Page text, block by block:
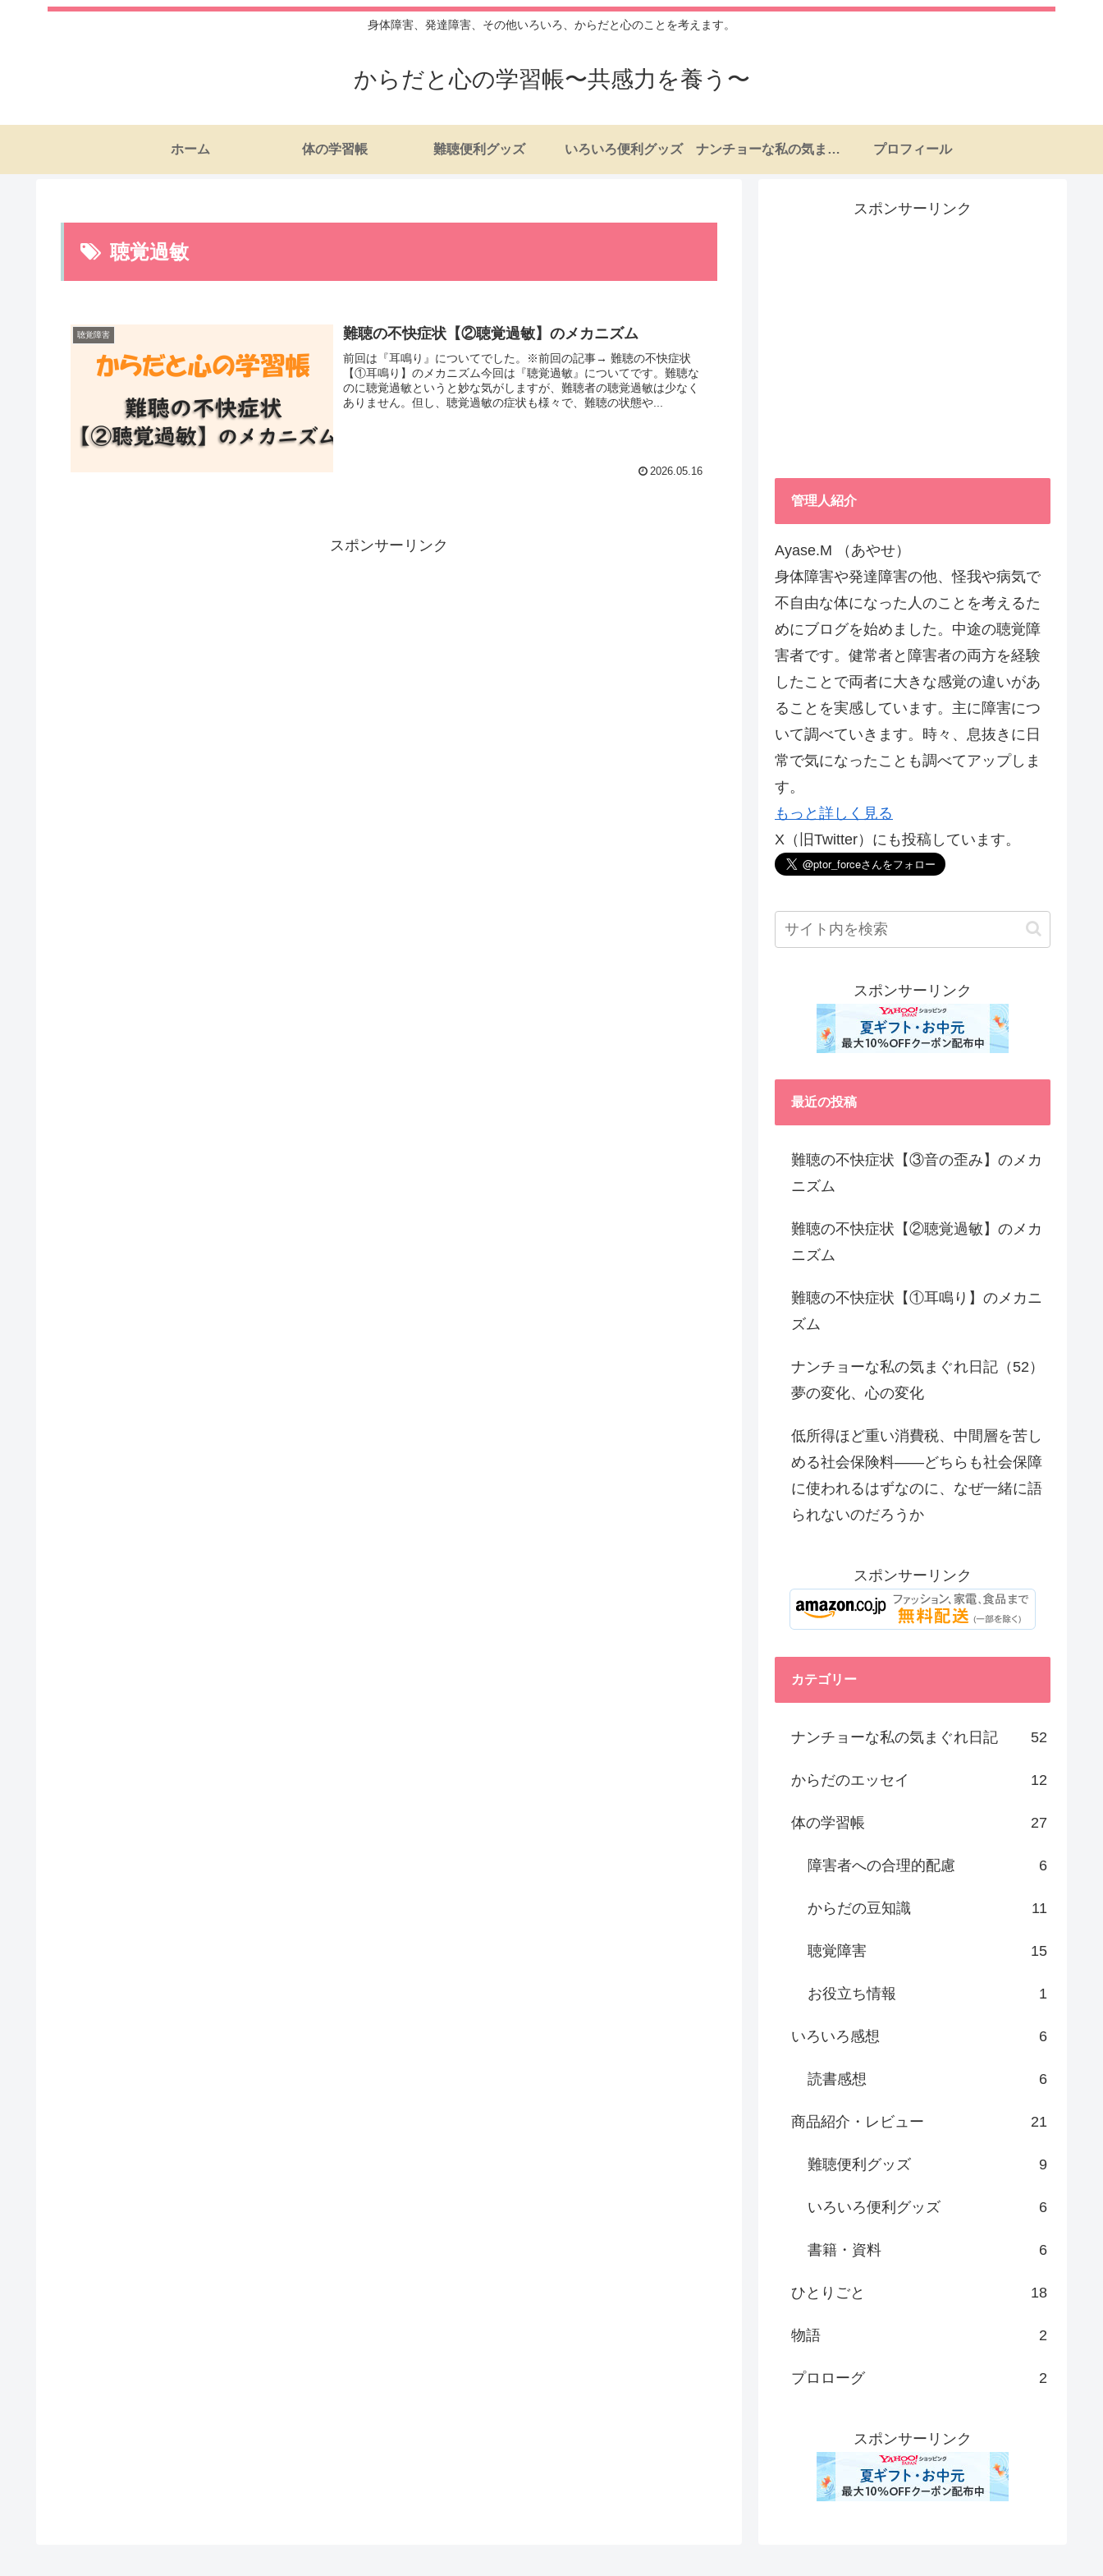
身体障害、発達障害、その他いろいろ、からだと心のことを考えます。
からだと心の学習帳〜共感力を養う〜
ホーム 体の学習帳 難聴便利グッズ いろいろ便利グッズ ナンチョーな私の気まぐれ日記 プロフィール
聴覚過敏
聴覚障害 難聴の不快症状【②聴覚過敏】のメカニズム
前回は『耳鳴り』についてでした。※前回の記事→ 難聴の不快症状
【①耳鳴り】のメカニズム今回は『聴覚過敏』についてです。難聴な
のに聴覚過敏というと妙な気がしますが、難聴者の聴覚過敏は少なく
ありません。但し、聴覚過敏の症状も様々で、難聴の状態や...
2026.05.16
スポンサーリンク
スポンサーリンク
管理人紹介
Ayase.M （あやせ）
身体障害や発達障害の他、怪我や病気で
不自由な体になった人のことを考えるた
めにブログを始めました。中途の聴覚障
害者です。健常者と障害者の両方を経験
したことで両者に大きな感覚の違いがあ
ることを実感しています。主に障害につ
いて調べていきます。時々、息抜きに日
常で気になったことも調べてアップしま
す。
もっと詳しく見る
X（旧Twitter）にも投稿しています。
スポンサーリンク
最近の投稿
難聴の不快症状【③音の歪み】のメカ
ニズム
難聴の不快症状【②聴覚過敏】のメカ
ニズム
難聴の不快症状【①耳鳴り】のメカニ
ズム
ナンチョーな私の気まぐれ日記（52）
夢の変化、心の変化
低所得ほど重い消費税、中間層を苦し
める社会保険料――どちらも社会保障
に使われるはずなのに、なぜ一緒に語
られないのだろうか
スポンサーリンク
カテゴリー
ナンチョーな私の気まぐれ日記 52
からだのエッセイ 12
体の学習帳 27
障害者への合理的配慮 6
からだの豆知識 11
聴覚障害 15
お役立ち情報 1
いろいろ感想 6
読書感想 6
商品紹介・レビュー 21
難聴便利グッズ 9
いろいろ便利グッズ 6
書籍・資料 6
ひとりごと 18
物語 2
プロローグ 2
スポンサーリンク